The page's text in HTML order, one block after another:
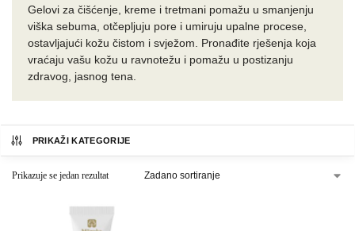
Gelovi za čišćenje, kreme i tretmani pomažu u smanjenju
viška sebuma, otčepljuju pore i umiruju upalne procese,
ostavljajući kožu čistom i svježom. Pronađite rješenja koja
vraćaju vašu kožu u ravnotežu i pomažu u postizanju
zdravog, jasnog tena.
PRIKAŽI KATEGORIJE
Prikazuje se jedan rezultat